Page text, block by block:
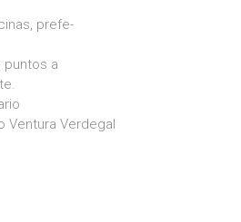
prefe-
puntos a
Verdegal